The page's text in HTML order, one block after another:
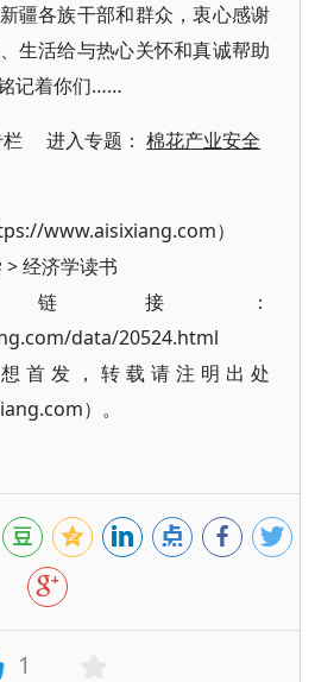
疆各族干部和群众，衷心感谢
生活给与热心关怀和真诚帮助
记着你们……
栏 进入专题：棉花产业安全
www.aisixiang.com）
>经济学读书
接：
data/20524.html
首发，转载请注明出处
）。
1